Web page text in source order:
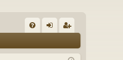
Q ne nr